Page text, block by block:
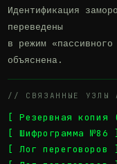
Идентификация
переведены
в режим
объяснена.
// СВЯЗАННЫЕ УЗЛЫ
[ Резервная
[ Шифрограмма №86 ]
[ Лог переговоров ]